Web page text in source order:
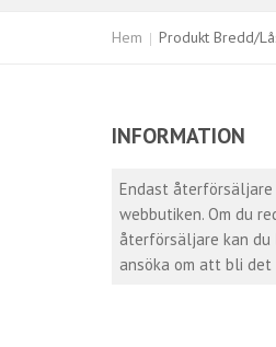
Hem Produkt Bredd/
INFORMATION
Endast återförsäljare
webbutiken. Om du
återförsäljare kan du
ansöka om att bli det